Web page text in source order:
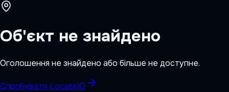
Об'єкт не знайдено
Оголошення не знайдено або більше не доступне.
Спробувати LocateIQ